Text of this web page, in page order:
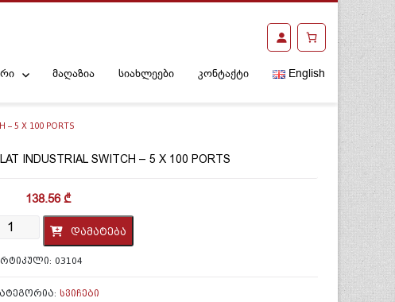
მაღაზია სიახლეები კონტაქტი English
– 5 X 100 PORTS
INDUSTRIAL SWITCH – 5 X 100 PORTS
138.56₾
დამატება
03104
ᲡᲕᲘᲩᲔᲑᲘ